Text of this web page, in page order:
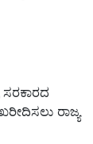
ಸರಕಾರದ
ರಾಜ್ಯ